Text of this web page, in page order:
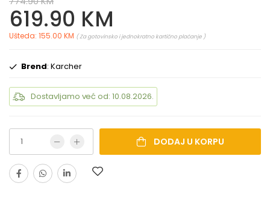
619.90 KM
Ušteda: 155.00 KM ( Za gotovinsko i jednokratno kartično plaćanje )
Brend: Karcher
Dostavljamo već od: 10.08.2026.
DODAJ U KORPU